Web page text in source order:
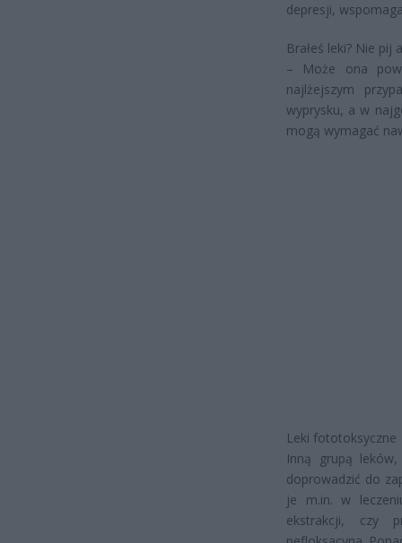
depresji,
Brałeś leki? Nie pij
– Może ona
najlżejszym
wyprysku, a w
mogą wymagać
Leki fototoksyczne
Inną grupą
doprowadzić do
je m.in. w
ekstrakcji, czy